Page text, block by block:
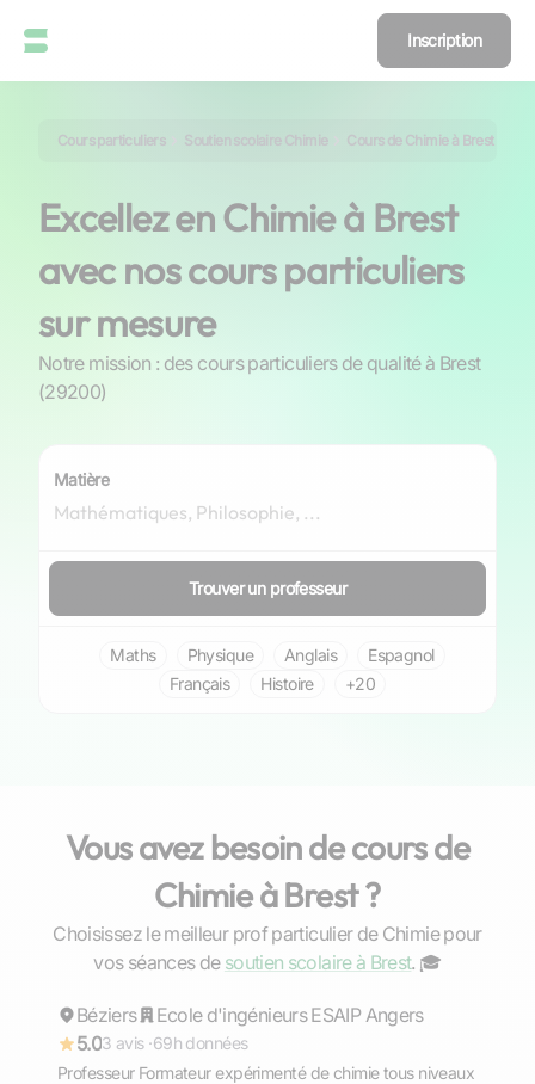
Inscription
Cours particuliers Soutien scolaire Chimie Cours de Chimie à Brest
Excellez en Chimie à Brest
avec nos cours particuliers
sur mesure
Notre mission : des cours particuliers de qualité à Brest
(29200)
Matière
Trouver un professeur
Maths Physique Anglais
Espagnol
Français
Histoire +20
Vous avez besoin de cours de
Chimie à Brest ?
Choisissez le meilleur prof particulier de Chimie pour
vos séances de soutien scolaire à Brest. ‍🎓
Répond rapidement
Alain
Béziers
Ecole d'ingénieurs ESAIP Angers
5.03 avis ·69h données
Professeur Formateur expérimenté de chimie tous niveaux